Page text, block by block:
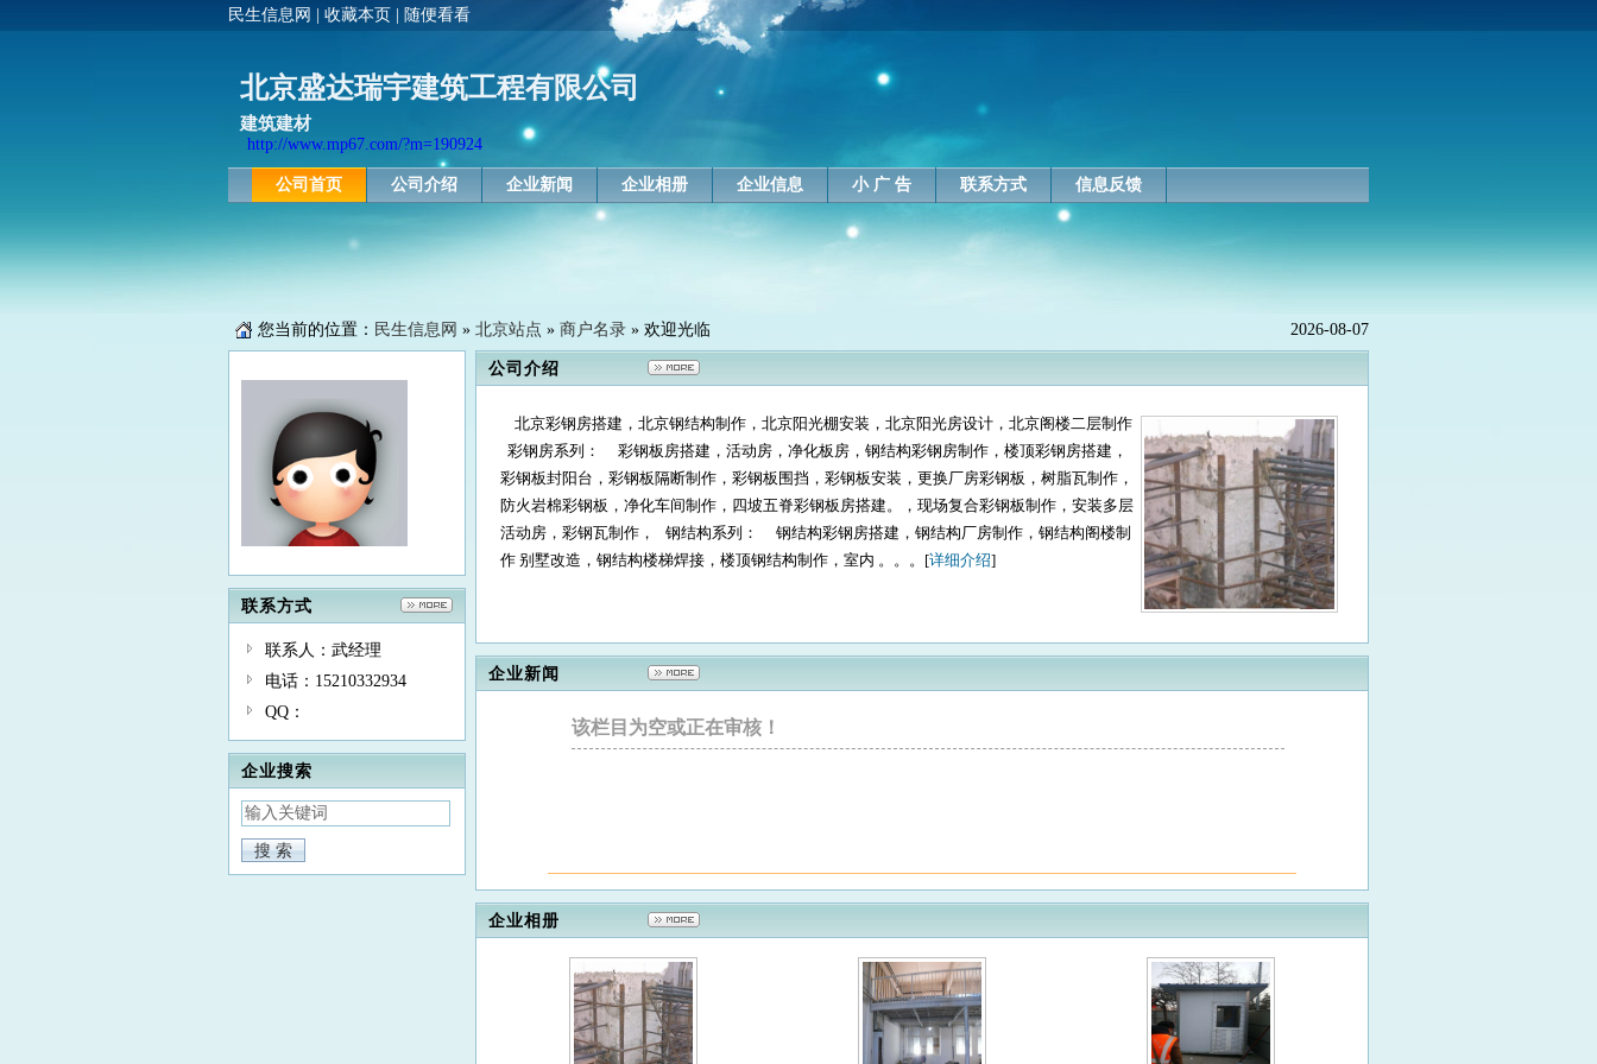
民生信息网 收藏本页 随便看看
北京盛达瑞宇建筑工程有限公司
建筑建材
http://www.mp67.com/?m=190924
公司首页 公司介绍 企业新闻 企业相册 企业信息 小 广 告 联系方式 信息反馈
您当前的位置： 民生信息网 » 北京站点 » 商户名录 » 欢迎光临 2026-08-07
联系方式
联系人：武经理
电话：15210332934
QQ：
企业搜索
公司介绍
北京彩钢房搭建，北京钢结构制作，北京阳光棚安装，北京阳光房设计，北京阁楼二层制作
彩钢房系列： 彩钢板房搭建，活动房，净化板房，钢结构彩钢房制作，楼顶彩钢房搭建，
彩钢板封阳台，彩钢板隔断制作，彩钢板围挡，彩钢板安装，更换厂房彩钢板，树脂瓦制作，
防火岩棉彩钢板，净化车间制作，四坡五脊彩钢板房搭建。，现场复合彩钢板制作，安装多层
活动房，彩钢瓦制作， 钢结构系列： 钢结构彩钢房搭建，钢结构厂房制作，钢结构阁楼制
作 别墅改造，钢结构楼梯焊接，楼顶钢结构制作，室内 。。。[详细介绍]
企业新闻
该栏目为空或正在审核！
企业相册